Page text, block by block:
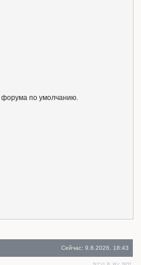
по умолчанию.
Сейчас: 9.8.2026, 18:43